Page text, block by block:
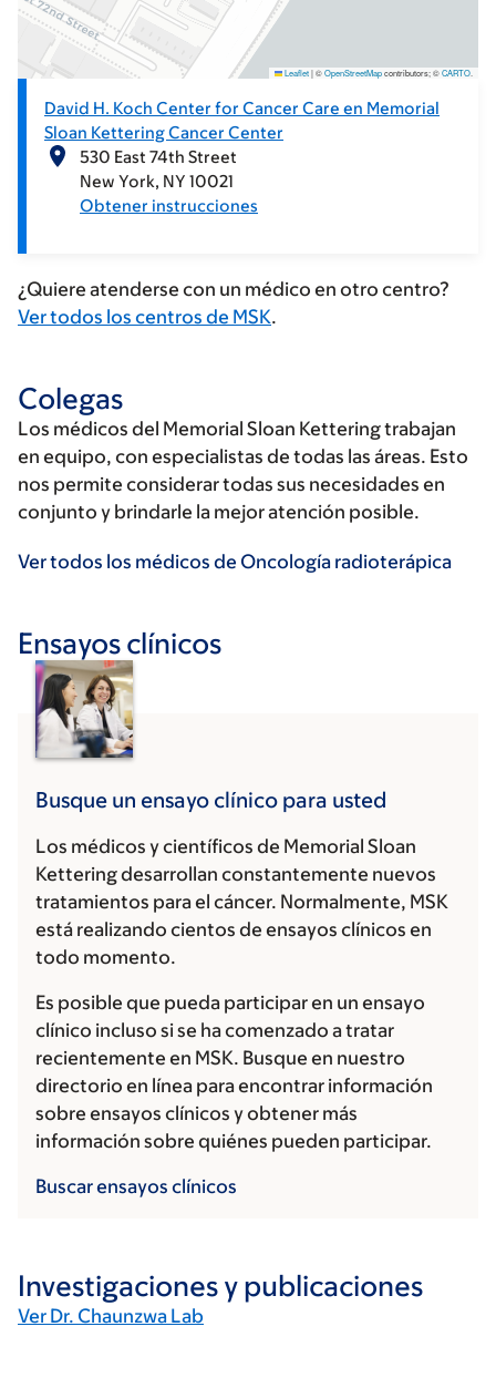
David H. Koch Center for Cancer Care en Memorial
Sloan Kettering Cancer Center
530 East 74th Street
New York NY 10021
Obtener instrucciones
Leaflet|©OpenStreetMapcontributors; ©CARTO.
¿Quiere atenderse con un médico en otro centro?
Ver todos los centros de MSK.
Colegas
Los médicos del Memorial Sloan Kettering trabajan
en equipo, con especialistas de todas las áreas. Esto
nos permite considerar todas sus necesidades en
conjunto y brindarle la mejor atención posible.
Ver todos los médicos de Oncología radioterápica
Ensayos clínicos
Busque un ensayo clínico para usted
Los médicos y científicos de Memorial Sloan
Kettering desarrollan constantemente nuevos
tratamientos para el cáncer. Normalmente, MSK
está realizando cientos de ensayos clínicos en
todo momento.
Es posible que pueda participar en un ensayo
clínico incluso si se ha comenzado a tratar
recientemente en MSK. Busque en nuestro
directorio en línea para encontrar información
sobre ensayos clínicos y obtener más
información sobre quiénes pueden participar.
Buscar ensayos clínicos
Investigaciones y publicaciones
Ver Dr. Chaunzwa Lab